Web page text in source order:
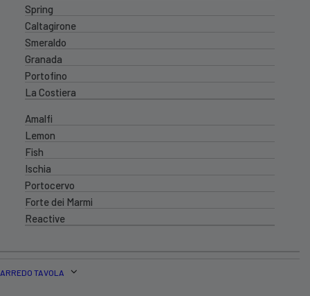
Spring
Caltagirone
Smeraldo
Granada
Portofino
La Costiera
Amalfi
Lemon
Fish
Ischia
Portocervo
Forte dei Marmi
Reactive
ARREDO TAVOLA